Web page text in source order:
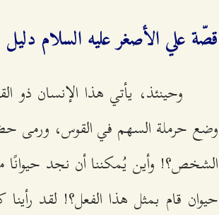
قصّة علي الأصغر عليه السلام
وحينئذ، يأتي هذا الإنسان ذو
وضع حرملة السهم في القوس، ورمى
الشخص؟! وأين يُمكننا أن نجد
حيوان قام بمثل هذا الفعل؟! لقد